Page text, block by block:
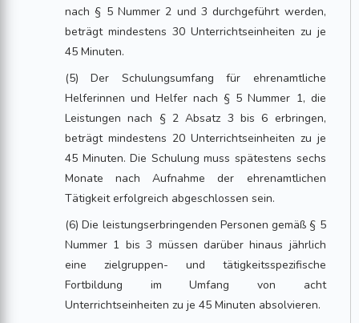
nach § 5 Nummer 2 und 3 durchgeführt werden,
beträgt mindestens 30 Unterrichtseinheiten zu je
45 Minuten.
(5) Der Schulungsumfang für ehrenamtliche
Helferinnen und Helfer nach § 5 Nummer 1, die
Leistungen nach § 2 Absatz 3 bis 6 erbringen,
beträgt mindestens 20 Unterrichtseinheiten zu je
45 Minuten. Die Schulung muss spätestens sechs
Monate nach Aufnahme der ehrenamtlichen
Tätigkeit erfolgreich abgeschlossen sein.
(6) Die leistungserbringenden Personen gemäß § 5
Nummer 1 bis 3 müssen darüber hinaus jährlich
eine zielgruppen- und tätigkeitsspezifische
Fortbildung im Umfang von acht
Unterrichtseinheiten zu je 45 Minuten absolvieren.